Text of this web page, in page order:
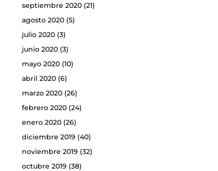
septiembre 2020(21)
agosto 2020(5)
julio 2020(3)
junio 2020(3)
mayo 2020(10)
abril 2020(6)
marzo 2020(26)
febrero 2020(24)
enero 2020(26)
diciembre 2019 (40)
noviembre 2019 (32)
octubre 2019 (38)